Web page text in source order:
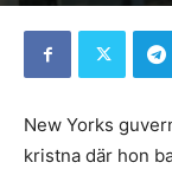
New Yorks
kristna där hon